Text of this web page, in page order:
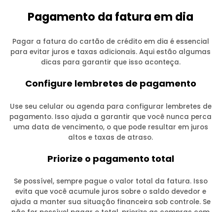
Pagamento da fatura em dia
Pagar a fatura do cartão de crédito em dia é essencial
para evitar juros e taxas adicionais. Aqui estão algumas
dicas para garantir que isso aconteça.
Configure lembretes de pagamento
Use seu celular ou agenda para configurar lembretes de
pagamento. Isso ajuda a garantir que você nunca perca
uma data de vencimento, o que pode resultar em juros
altos e taxas de atraso.
Priorize o pagamento total
Se possível, sempre pague o valor total da fatura. Isso
evita que você acumule juros sobre o saldo devedor e
ajuda a manter sua situação financeira sob controle. Se